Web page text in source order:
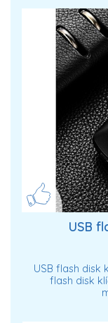
USB
USB flash disk
flash disk